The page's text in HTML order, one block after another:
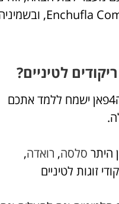
לטיניים?
עם ניסיון של מעל 10 שנים, צוות מדריכי סלסה4פאן ישמח ללמד אתכם
היתר סלסה, רואדה,
זוגות לטיניים